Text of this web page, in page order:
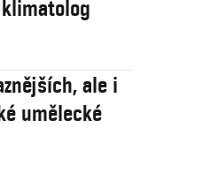
ale i
umělecké